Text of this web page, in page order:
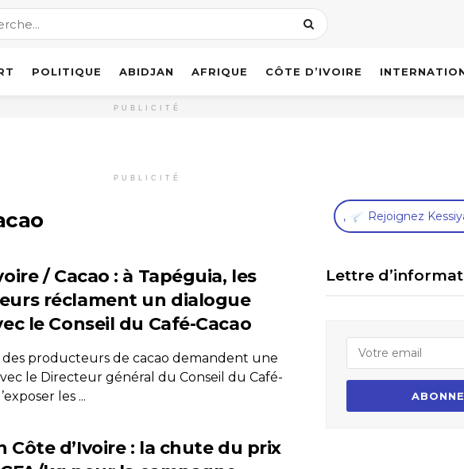
POLITIQUE ABIDJAN AFRIQUE CÔTE D’IVOIRE
PUBLICITÉ
PUBLICITÉ
/ Cacao : à Tapéguia, les
réclament un dialogue
le Conseil du Café-Cacao
des producteurs de cacao demandent une
le Directeur général du Conseil du Café-
les ...
Côte d’Ivoire : la chute du prix
, Rejoignez
Lettre